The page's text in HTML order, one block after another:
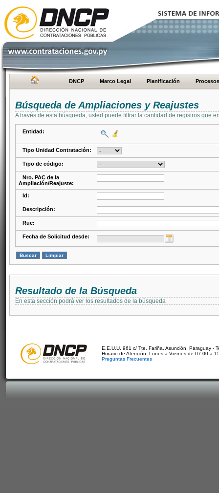
DNCP Marco Legal Planificación Procesos
Búsqueda de Ampliaciones y Reajustes
A través de esta búsqueda, usted puede filtrar la cantidad de registros que
Entidad:
Tipo Unidad Contratación:
Tipo de código:
Nro. PAC de la
Ampliación/Reajuste:
Id:
Descripción:
Ruc:
Fecha de Solicitud desde:
Resultado de la Búsqueda
En esta sección podrá ver los resultados de la búsqueda
E.E.U.U. 961 c/ Tte. Fariña. Asunción, Paraguay -
Horario de Atención: Lunes a Viernes de 07:00 a
Preguntas Frecuentes